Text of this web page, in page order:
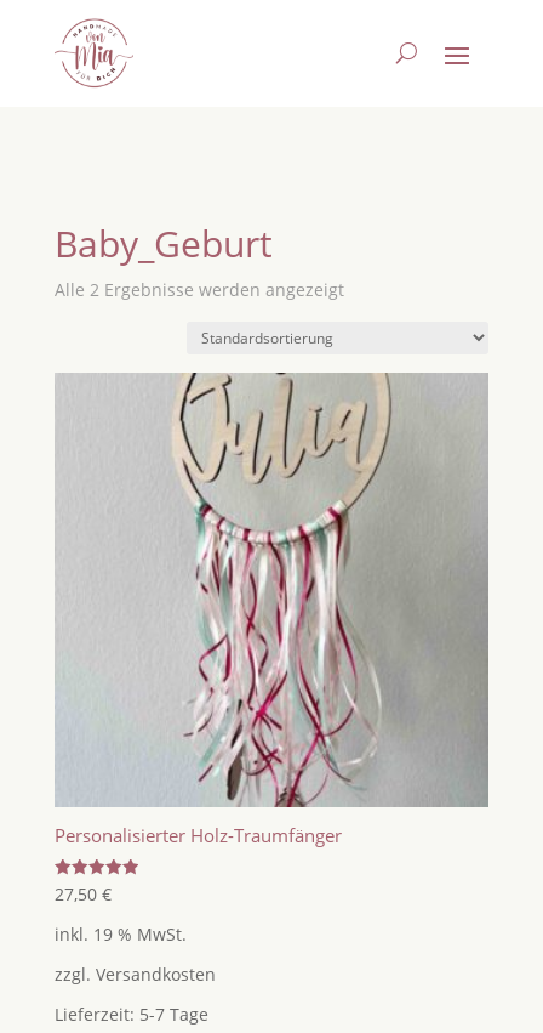
Baby_Geburt
Alle 2 Ergebnisse werden angezeigt
Personalisierter Holz-Traumfänger
Bewertet
mit
von 5
27,50 €
inkl. 19 % MwSt.
zzgl. Versandkosten
Lieferzeit: 5-7 Tage